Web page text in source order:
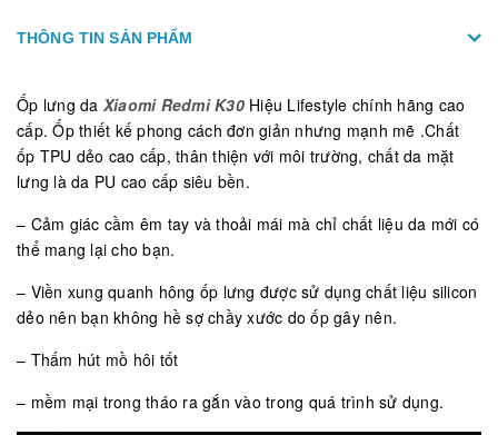
THÔNG TIN SẢN PHẨM
Ốp lưng da Xiaomi Redmi K30Hiệu Lifestyle chính hãng cao
cấp. Ốp thiết kế phong cách đơn giản nhưng mạnh mẽ .Chất
ốp TPU dẻo cao cấp, thân thiện với môi trường, chất da mặt
lưng là da PU cao cấp siêu bền.
– Cảm giác cầm êm tay và thoải mái mà chỉ chất liệu da mới có
thể mang lại cho bạn.
– Viền xung quanh hông ốp lưng được sử dụng chất liệu silicon
dẻo nên bạn không hề sợ chầy xước do ốp gây nên.
– Thấm hút mồ hôi tốt
– mềm mại trong tháo ra gắn vào trong quá trình sử dụng.